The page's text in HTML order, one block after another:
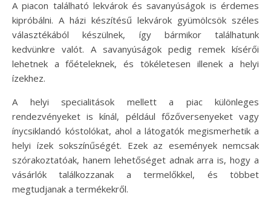
A piacon található lekvárok és savanyúságok is érdemes
kipróbálni. A házi készítésű lekvárok gyümölcsök széles
választékából készülnek, így bármikor találhatunk
kedvünkre valót. A savanyúságok pedig remek kísérői
lehetnek a főételeknek, és tökéletesen illenek a helyi
ízekhez.
A helyi specialitások mellett a piac különleges
rendezvényeket is kínál, például főzőversenyeket vagy
ínycsiklandó kóstolókat, ahol a látogatók megismerhetik a
helyi ízek sokszínűségét. Ezek az események nemcsak
szórakoztatóak, hanem lehetőséget adnak arra is, hogy a
vásárlók találkozzanak a termelőkkel, és többet
megtudjanak a termékekről.